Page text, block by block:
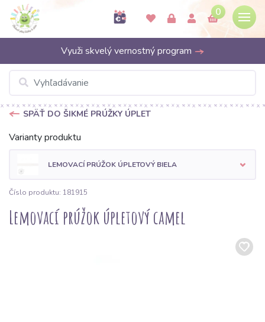
0
Využi skvelý vernostný program
SPÄŤ DO ŠIKMÉ PRÚŽKY ÚPLET
Varianty produktu
LEMOVACÍ PRÚŽOK ÚPLETOVÝ BIELA
Číslo produktu: 181915
Lemovací prúžok úpletový camel